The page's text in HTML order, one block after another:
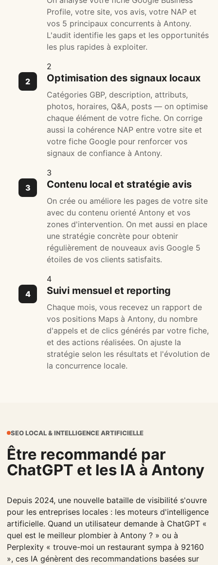
Profile, votre site, vos avis, votre NAP et
vos 5 principaux concurrents à Antony.
L'audit identifie les gaps et les opportunités
les plus rapides à exploiter.
2
Optimisation des signaux locaux
Catégories GBP, description, attributs,
photos, horaires, Q&A, posts — on optimise
chaque élément de votre fiche. On corrige
aussi la cohérence NAP entre votre site et
votre fiche Google pour renforcer vos
signaux de confiance à Antony.
3
Contenu local et stratégie avis
On crée ou améliore les pages de votre site
avec du contenu orienté Antony et vos
zones d'intervention. On met aussi en place
une stratégie concrète pour obtenir
régulièrement de nouveaux avis Google 5
étoiles de vos clients satisfaits.
4
Suivi mensuel et reporting
Chaque mois, vous recevez un rapport de
vos positions Maps à Antony, du nombre
d'appels et de clics générés par votre fiche,
et des actions réalisées. On ajuste la
stratégie selon les résultats et l'évolution de
la concurrence locale.
SEO LOCAL & INTELLIGENCE ARTIFICIELLE
Être recommandé par
ChatGPT et les IA à Antony
Depuis 2024, une nouvelle bataille de visibilité s'ouvre
pour les entreprises locales : les moteurs d'intelligence
artificielle. Quand un utilisateur demande à ChatGPT «
quel est le meilleur plombier à Antony ? » ou à
Perplexity « trouve-moi un restaurant sympa à 92160
», ces IA génèrent des recommandations basées sur